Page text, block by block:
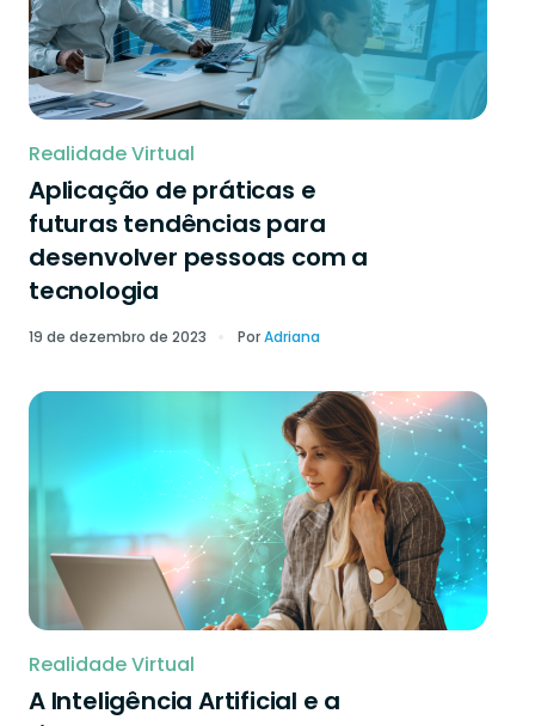
Realidade Virtual
Aplicação de práticas e
futuras tendências para
desenvolver pessoas com a
tecnologia
19 de dezembro de 2023 PorAdriana
Realidade Virtual
A Inteligência Artificial e a